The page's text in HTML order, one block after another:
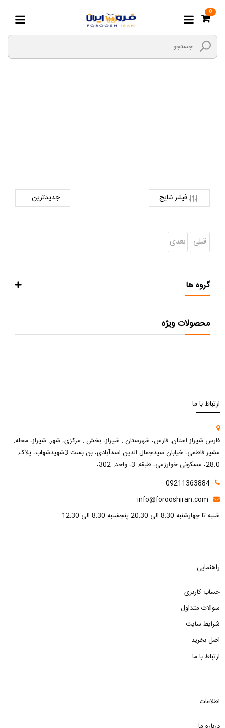
0
فیلتر نتایج
قبلی بعدی
گروه ها
محصولات ویژه
ارتباط با ما
فارس شیراز استان: فارس، شهرستان : شیراز، بخش : مرکزی، شهر: شیراز، محله:
مشیر فاطمی، خیابان سیدجمال الدین اسدآبادی، بن بست 3شهیدشهاب، پلاک:
28.0، مسکونی خوارزمی، طبقه: 3، واحد: 302،
09211363884
info@forooshiran.com
شنبه تا چهارشنبه 8:30 الی 20:30 پنجشنبه 8:30 الی 12:30
راهنمایی
حساب کاربری
سوالات متداول
شرایط سایت
اصل بخرید
ارتباط با ما
اطلاعات